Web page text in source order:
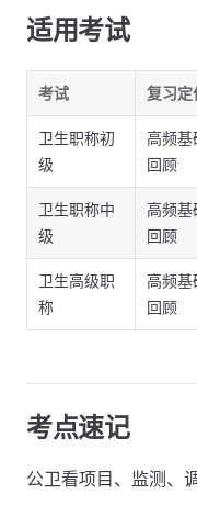
适用考试
考试 复习定
卫生职称初
级
高频基
回顾
卫生职称中
级
高频基
回顾
卫生高级职
称
高频基
回顾
考点速记
公卫看项目、监测、